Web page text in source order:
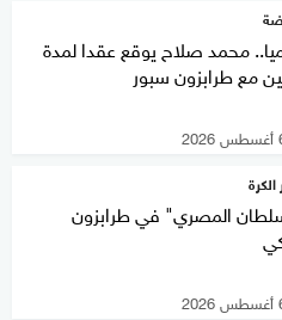
محمد صلاح يوقع عقدا لمدة
مع طرابزون سبور
الكرة
المصري" في طرابزون